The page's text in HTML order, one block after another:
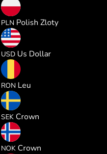
PLN Polish Zloty
USD Us Dollar
RON Leu
SEK Crown
NOK Crown